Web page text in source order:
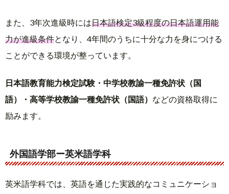
また、3年次進級時には日本語検定3級程度の日本語運用能
力が進級条件となり、4年間のうちに十分な力を身につける
ことができる環境が整っています。
日本語教育能力検定試験・中学校教諭一種免許状（国
語）・高等学校教諭一種免許状（国語） などの資格取得に
励みます。
外国語学部ー英米語学科
英米語学科では、英語を通じた実践的なコミュニケーショ